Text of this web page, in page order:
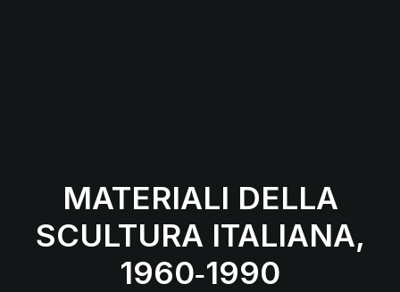
MATERIALI DELLA
SCULTURA ITALIANA,
1960‑1990